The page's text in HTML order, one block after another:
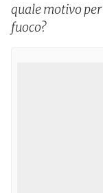
quale motivo per
fuoco?